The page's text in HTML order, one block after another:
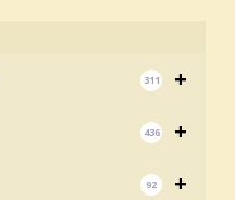
+
311
+
436
+
92